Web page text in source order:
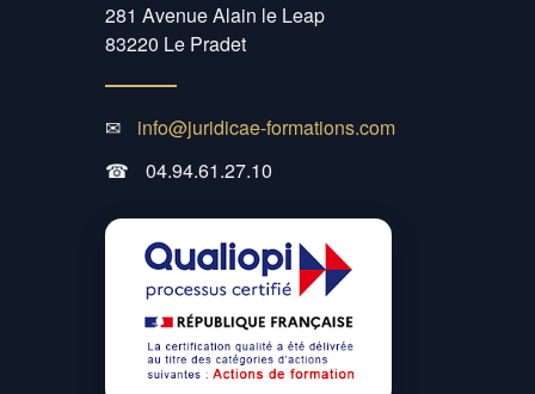
281 Avenue Alain le Leap
83220 Le Pradet
✉
info@juridicae-formations.com
☎
04.94.61.27.10